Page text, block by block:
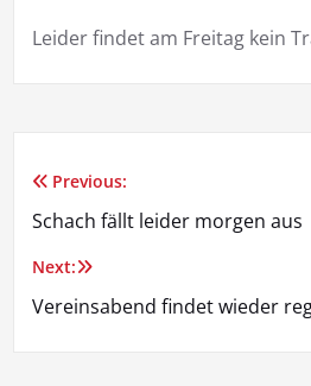
Leider findet am Freitag kein
Beitragsnavigation
Previous:
Schach fällt leider morgen aus
Next:
Vereinsabend findet wieder